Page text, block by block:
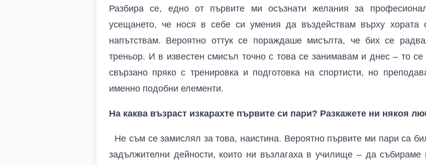
Разбира се, едно от първите ми осъзнати желания за
усещането, че нося в себе си умения да въздействам върху
напътствам. Вероятно оттук се пораждаше мисълта, че бих се
треньор. И в известен смисъл точно с това се занимавам и днес – то
свързано пряко с тренировка и подготовка на спортисти, но
именно подобни елементи.
На каква възраст изкарахте първите си пари? Разкажете ни някоя
Не съм се замислял за това, наистина. Вероятно първите ми пари са
задължителни дейности, които ни възлагаха в училище – да събираме